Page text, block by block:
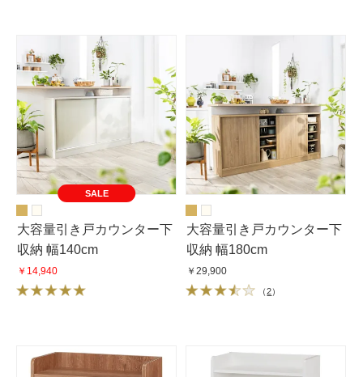
SALE
大容量引き戸カウンター下
収納 幅140cm
￥14,940
大容量引き戸カウンター下
収納 幅180cm
￥29,900
（2）